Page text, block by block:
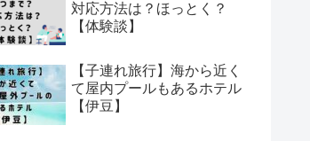
対応方法は？ほっとく？
【体験談】
【子連れ旅行】海から近く
て屋内プールもあるホテル
【伊豆】